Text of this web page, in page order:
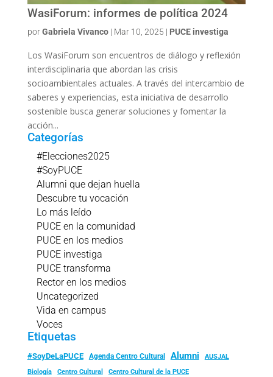
WasiForum: informes de política 2024
porGabriela Vivanco| Mar 10, 2025 | PUCE investiga
Los WasiForum son encuentros de diálogo y reflexión
interdisciplinaria que abordan las crisis
socioambientales actuales. A través del intercambio de
saberes y experiencias, esta iniciativa de desarrollo
sostenible busca generar soluciones y fomentar la
acción...
Categorías
#Elecciones2025
#SoyPUCE
Alumni que dejan huella
Descubre tu vocación
Lo más leído
PUCE en la comunidad
PUCE en los medios
PUCE investiga
PUCE transforma
Rector en los medios
Uncategorized
Vida en campus
Voces
Etiquetas
#SoyDeLaPUCE Agenda Centro Cultural Alumni
AUSJAL
Biología
Centro Cultural Centro Cultural de la PUCE